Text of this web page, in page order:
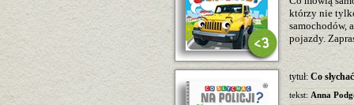
którzy nie
samochodów,
pojazdy.
tytuł: Co
tekst: Anna